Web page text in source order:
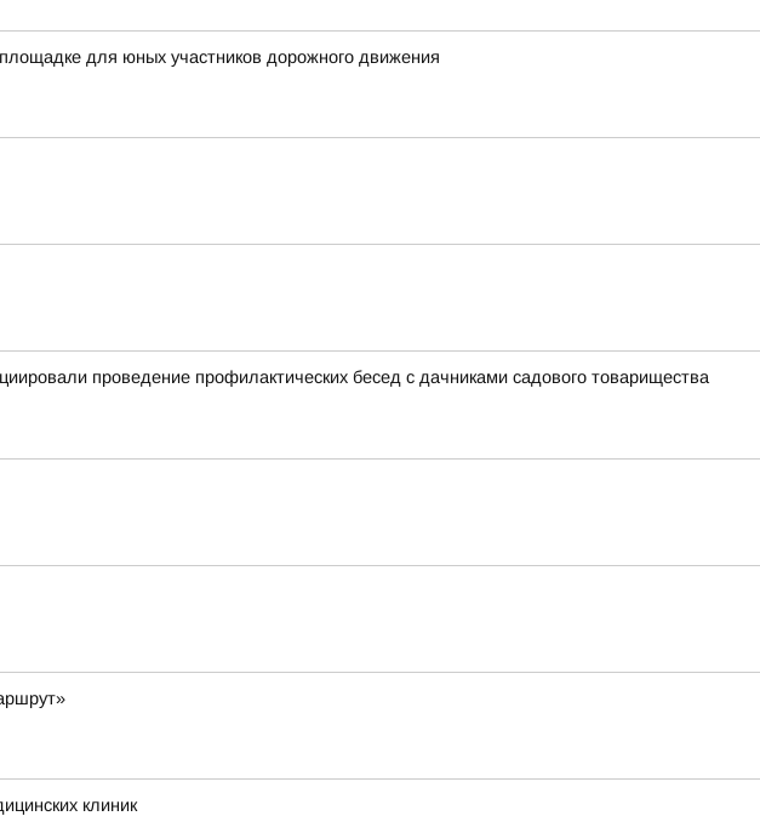
для юных участников дорожного движения
проведение профилактических бесед с дачниками садового товарищества
клиник